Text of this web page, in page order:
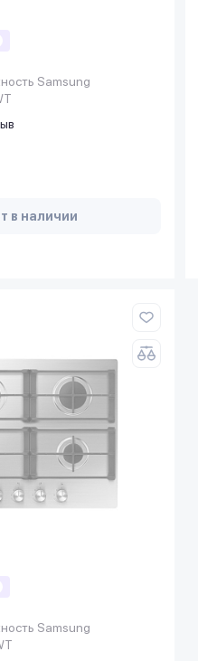
Samsung
в наличии
Samsung